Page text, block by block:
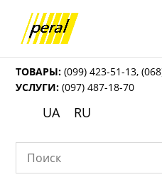
ТОВАРЫ: (099) 423-51-13,
УСЛУГИ: (097) 487-18-70
UA RU